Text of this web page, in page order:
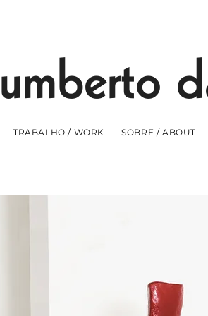
TRABALHO / WORK SOBRE / ABOUT